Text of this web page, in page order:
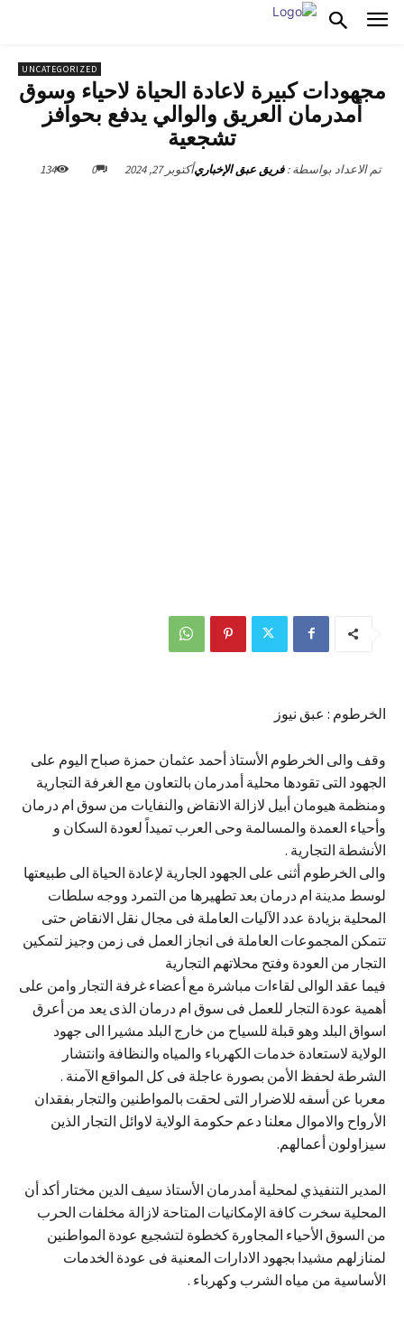
UNCATEGORIZED
مجهودات كبيرة لاعادة الحياة لاحياء وسوق
أمدرمان العريق والوالي يدفع بحوافز
تشجعية
تم الاعداد بواسطة : فريق عبق الإخباريأكتوبر 27, 2024 0
134
الخرطوم : عبق نيوز
وقف والى الخرطوم الأستاذ أحمد عثمان حمزة صباح اليوم على
الجهود التى تقودها محلية أمدرمان بالتعاون مع الغرفة التجارية
ومنظمة هيومان أبيل لازالة الانقاض والنفايات من سوق ام درمان
وأحياء العمدة والمسالمة وحى العرب تميداً لعودة السكان و
الأنشطة التجارية .
والى الخرطوم أثنى على الجهود الجارية لإعادة الحياة الى طبيعتها
لوسط مدينة ام درمان بعد تطهيرها من التمرد ووجه سلطات
المحلية بزيادة عدد الآليات العاملة فى مجال نقل الانقاض حتى
تتمكن المجموعات العاملة فى انجاز العمل فى زمن وجيز لتمكين
التجار من العودة وفتح محلاتهم التجارية
فيما عقد الوالى لقاءات مباشرة مع أعضاء غرفة التجار وامن على
أهمية عودة التجار للعمل فى سوق ام درمان الذى يعد من أعرق
اسواق البلد وهو قبلة للسياح من خارج البلد مشيرا الى جهود
الولاية لاستعادة خدمات الكهرباء والمياه والنظافة وانتشار
الشرطة لحفظ الأمن بصورة عاجلة فى كل المواقع الآمنة .
معربا عن أسفه للاضرار التى لحقت بالمواطنين والتجار بفقدان
الأرواح والاموال معلنا دعم حكومة الولاية لاوائل التجار الذين
سيزاولون أعمالهم.
المدير التنفيذي لمحلية أمدرمان الأستاذ سيف الدين مختار أكد أن
المحلية سخرت كافة الإمكانيات المتاحة لازالة مخلفات الحرب
من السوق الأحياء المجاورة كخطوة لتشجيع عودة المواطنين
لمنازلهم مشيدا بجهود الادارات المعنية فى عودة الخدمات
الأساسية من مياه الشرب وكهرباء .